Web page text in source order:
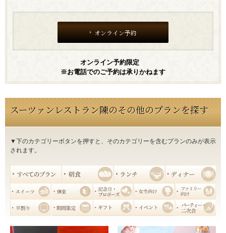
オンライン予約
オンライン予約限定
※お電話でのご予約は承りかねます
スーツァンレストラン陳のその他のプランを探す
▼下のカテゴリーボタンを押すと、そのカテゴリーを含むプランのみが表示
されます。